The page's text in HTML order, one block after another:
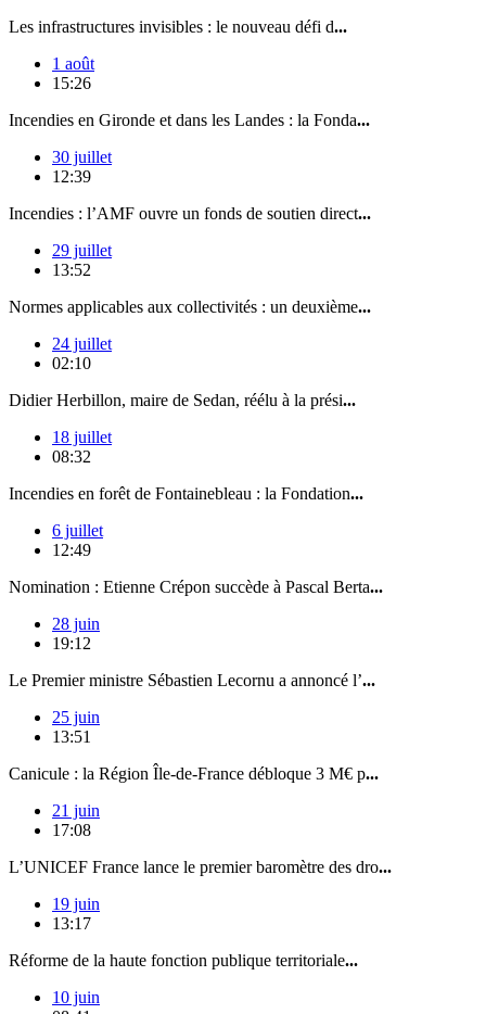
Les infrastructures invisibles : le nouveau défi d...
1 août
15:26
Incendies en Gironde et dans les Landes : la Fonda...
30 juillet
12:39
Incendies : l’AMF ouvre un fonds de soutien direct...
29 juillet
13:52
Normes applicables aux collectivités : un deuxième...
24 juillet
02:10
Didier Herbillon, maire de Sedan, réélu à la prési...
18 juillet
08:32
Incendies en forêt de Fontainebleau : la Fondation...
6 juillet
12:49
Nomination : Etienne Crépon succède à Pascal Berta...
28 juin
19:12
Le Premier ministre Sébastien Lecornu a annoncé l’...
25 juin
13:51
Canicule : la Région Île-de-France débloque 3 M€ p...
21 juin
17:08
L’UNICEF France lance le premier baromètre des dro...
19 juin
13:17
Réforme de la haute fonction publique territoriale...
10 juin